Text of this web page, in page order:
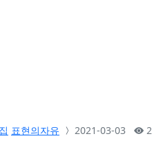
표현의자유 2021-03-03